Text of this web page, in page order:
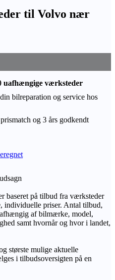
til Volvo nær
uafhængige værksteder
bilreparation og service hos
og 3 års godkendt
baseret på tilbud fra værksteder
individuelle priser. Antal tilbud,
af bilmærke, model,
samt hvornår og hvor i landet,
største mulige aktuelle
i tilbudsoversigten på en